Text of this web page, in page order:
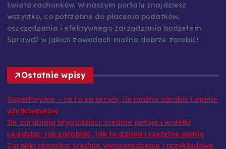
świata rachunków. W naszym portalu znajdziesz
wszystko, co potrzebne do płacenia podatków,
oszczędzania i efektywnego zarządzania budżetem.
Sprawdź w jakich zawodach można dobrze zarobić!
Ostatnie wpisy
SuperPay.me – co to za serwis, ile można zarobić i opinie
użytkowników
Ile zarabiają brygadziści: średnie pensje i widełki
Leadstar: jak zarabiać, jak to działa i rzetelne opinie
Zarobki chemika: średnie wynagrodzenie i przykładowe